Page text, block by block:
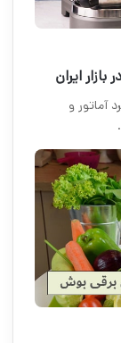
آماتور و